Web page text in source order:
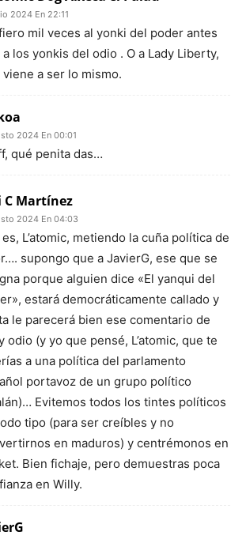
2024 En 22:11
mil veces al yonki del poder antes
los yonkis del odio . O a Lady Liberty,
viene a ser lo mismo.
2024 En 00:01
qué penita das…
C Martínez
2024 En 04:03
es, L’atomic, metiendo la cuña política de
supongo que a JavierG, ese que se
porque alguien dice «El yanqui del
estará democráticamente callado y
le parecerá bien ese comentario de
odio (y yo que pensé, L’atomic, que te
a una política del parlamento
portavoz de un grupo político
Evitemos todos los tintes políticos
tipo (para ser creíbles y no
en maduros) y centrémonos en
Bien fichaje, pero demuestras poca
en Willy.